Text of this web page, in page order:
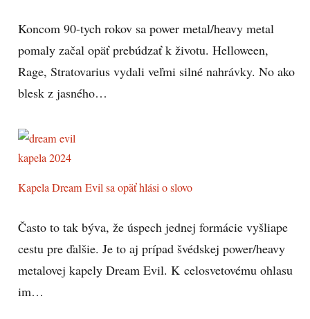
Koncom 90-tych rokov sa power metal/heavy metal
pomaly začal opäť prebúdzať k životu. Helloween,
Rage, Stratovarius vydali veľmi silné nahrávky. No ako
blesk z jasného…
Kapela Dream Evil sa opäť hlási o slovo
Často to tak býva, že úspech jednej formácie vyšliape
cestu pre ďalšie. Je to aj prípad švédskej power/heavy
metalovej kapely Dream Evil. K celosvetovému ohlasu
im…